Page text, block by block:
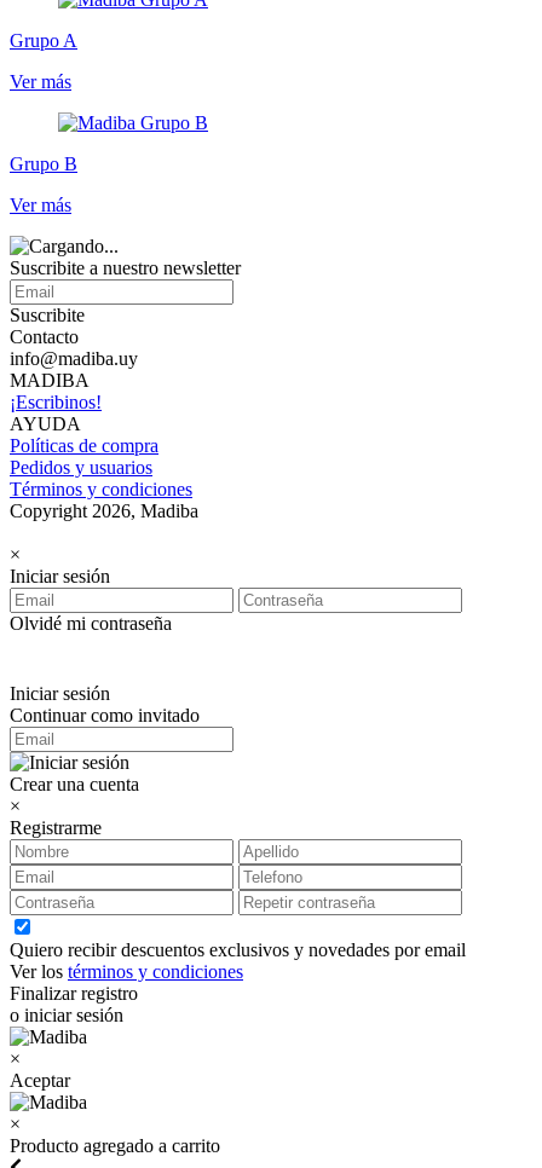
Grupo A
Ver más
Grupo B
Ver más
Suscribite a nuestro newsletter
Suscribite
Contacto
info@madiba.uy
MADIBA
¡Escribinos!
AYUDA
Políticas de compra
Pedidos y usuarios
Términos y condiciones
Copyright 2026, Madiba
×
Iniciar sesión
Olvidé mi contraseña
Iniciar sesión
Continuar como invitado
Crear una cuenta
×
Registrarme
Quiero recibir descuentos exclusivos y novedades por email
Ver los términos y condiciones
Finalizar registro
o iniciar sesión
×
Aceptar
×
Producto agregado a carrito